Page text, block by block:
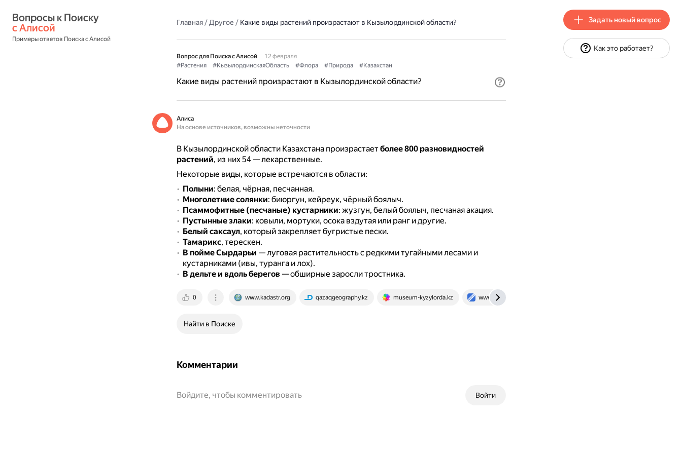
с Алисой
Примеры ответов Поиска с Алисой
Главная/Другое / Какие виды растений произрастают в Кызылординской области?
Вопрос для Поиска с Алисой
12 февраля
#Растения
#КызылординскаяОбласть #Флора #Природа #Казахстан
Какие виды растений произрастают в Кызылординской области?
Алиса
На основе источников, возможны неточности
В Кызылординской области Казахстана произрастаетболее 800 разновидностей
растений, из них 54 — лекарственные.
Некоторые виды, которые встречаются в области:
Полыни: белая, чёрная, песчанная.
Многолетние солянки: биюргун, кейреук, чёрный боялыч.
Псаммофитные (песчаные) кустарники: жузгун, белый боялыч, песчаная акация.
Пустынные злаки: ковыли, мортуки, осока вздутая или ранг и другие.
Белый саксаул, который закрепляет бугристые пески.
Тамарикс, терескен.
В пойме Сырдарьи — луговая растительность с редкими тугайными лесами и
кустарниками (ивы, туранга и лох).
В дельте и вдоль берегов— обширные заросли тростника.
0 www.kadastr.org qazaqgeography.kz museum-kyzylorda.kz www.zakon.kz
Найти в Поиске
Комментарии
Войти
Войдите, чтобы комментировать
Задать новый вопрос
Как это работает?